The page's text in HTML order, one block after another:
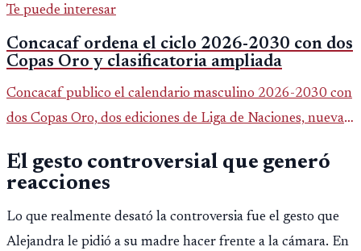
Te puede interesar
Concacaf ordena el ciclo 2026-2030 con dos
Copas Oro y clasificatoria ampliada
Concacaf publico el calendario masculino 2026-2030 con
dos Copas Oro, dos ediciones de Liga de Naciones, nuevas
Mundial 2030 que puede llevar hasta siete selecciones de
la region.
El gesto controversial que generó
reacciones
Lo que realmente desató la controversia fue el gesto que
Alejandra le pidió a su madre hacer frente a la cámara. En